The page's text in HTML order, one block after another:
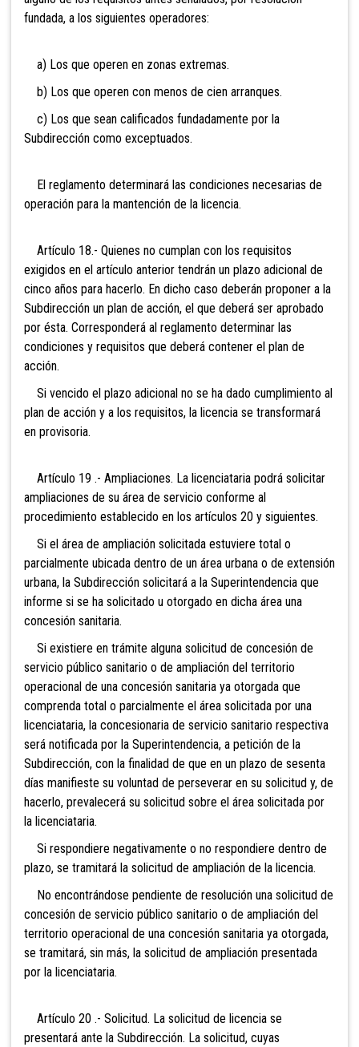
fundada, a los siguientes operadores:
a) Los que operen en zonas extremas.
b) Los que operen con menos de cien arranques.
c) Los que sean calificados fundadamente por la
Subdirección como exceptuados.
El reglamento determinará las condiciones necesarias de
operación para la mantención de la licencia.
Artículo 18.- Quienes no cumplan con los requisitos
exigidos en el artículo anterior tendrán un plazo adicional de
cinco años para hacerlo. En dicho caso deberán proponer a la
Subdirección un plan de acción, el que deberá ser aprobado
por ésta. Corresponderá al reglamento determinar las
condiciones y requisitos que deberá contener el plan de
acción.
Si vencido el plazo adicional no se ha dado cumplimiento al
plan de acción y a los requisitos, la licencia se transformará
en provisoria.
Artículo 19 .- Ampliaciones. La licenciataria podrá solicitar
ampliaciones de su área de servicio conforme al
procedimiento establecido en los artículos 20 y siguientes.
Si el área de ampliación solicitada estuviere total o
parcialmente ubicada dentro de un área urbana o de extensión
urbana, la Subdirección solicitará a la Superintendencia que
informe si se ha solicitado u otorgado en dicha área una
concesión sanitaria.
Si existiere en trámite alguna solicitud de concesión de
servicio público sanitario o de ampliación del territorio
operacional de una concesión sanitaria ya otorgada que
comprenda total o parcialmente el área solicitada por una
licenciataria, la concesionaria de servicio sanitario respectiva
será notificada por la Superintendencia, a petición de la
Subdirección, con la finalidad de que en un plazo de sesenta
días manifieste su voluntad de perseverar en su solicitud y, de
hacerlo, prevalecerá su solicitud sobre el área solicitada por
la licenciataria.
Si respondiere negativamente o no respondiere dentro de
plazo, se tramitará la solicitud de ampliación de la licencia.
No encontrándose pendiente de resolución una solicitud de
concesión de servicio público sanitario o de ampliación del
territorio operacional de una concesión sanitaria ya otorgada,
se tramitará, sin más, la solicitud de ampliación presentada
por la licenciataria.
Artículo 20 .- Solicitud. La solicitud de licencia se
presentará ante la Subdirección. La solicitud, cuyas